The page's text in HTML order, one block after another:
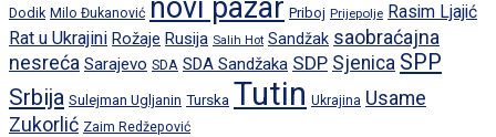
Dodik Milo Đukanović novi pazar Priboj Prijepolje Rasim Ljajić
Rat u Ukrajini Rožaje Rusija Salih Hot Sandžak saobraćajna
nesreća Sarajevo SDA SDA Sandžaka SDP Sjenica SPP
Srbija Sulejman Ugljanin Turska Tutin Ukrajina Usame
Zukorlić Zaim Redžepović